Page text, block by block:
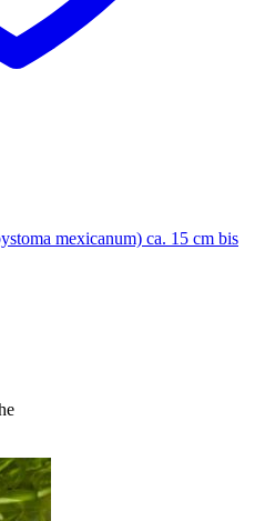
mexicanum) ca. 15 cm bis